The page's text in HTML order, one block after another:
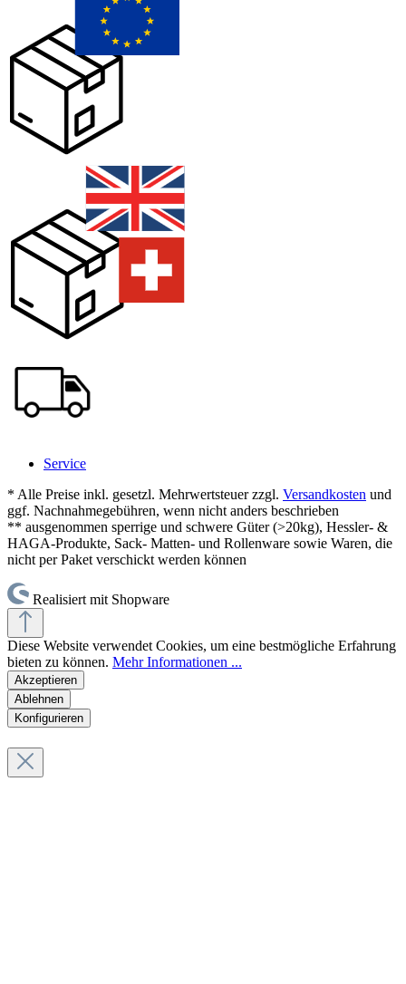
Service
* Alle Preise inkl. gesetzl. Mehrwertsteuer zzgl. Versandkosten und
ggf. Nachnahmegebühren, wenn nicht anders beschrieben
** ausgenommen sperrige und schwere Güter (>20kg), Hessler- &
HAGA-Produkte, Sack- Matten- und Rollenware sowie Waren, die
nicht per Paket verschickt werden können
Realisiert mit Shopware
Diese Website verwendet Cookies, um eine bestmögliche Erfahrung
bieten zu können. Mehr Informationen ...
Akzeptieren
Ablehnen
Konfigurieren